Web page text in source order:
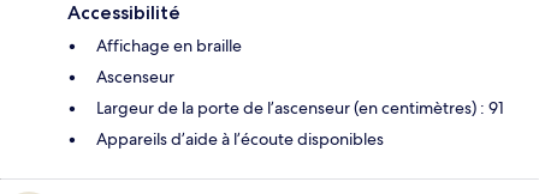
Accessibilité
Affichage en braille
Ascenseur
Largeur de la porte de l’ascenseur (en centimètres) : 91
Appareils d’aide à l’écoute disponibles